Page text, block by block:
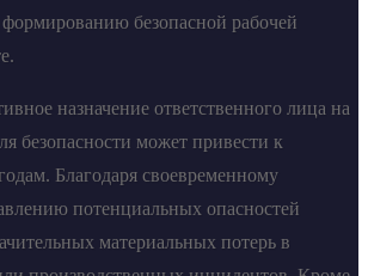
формированию безопасной рабочей
назначение ответственного лица на
безопасности может привести к
Благодаря своевременному
потенциальных опасностей
материальных потерь в